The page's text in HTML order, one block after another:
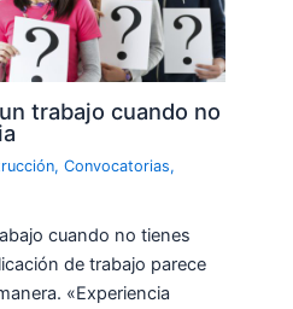
trabajo cuando no
,Convocatorias,
cuando no tienes
de trabajo parece
«Experiencia